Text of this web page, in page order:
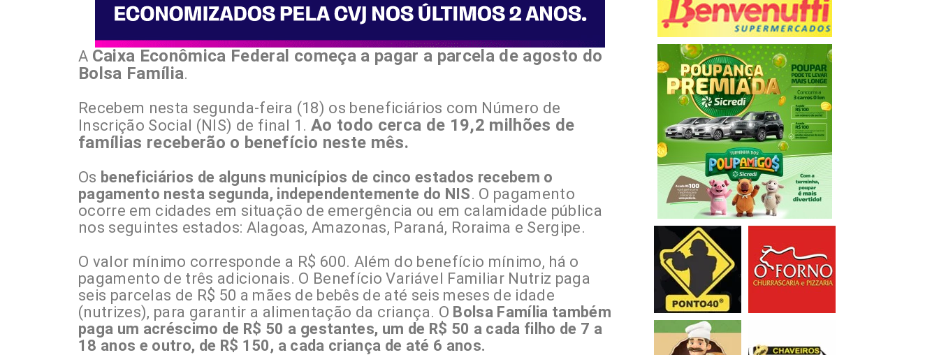
A Caixa Econômica Federal começa a pagar a parcela de agosto do
Bolsa Família.
Recebem nesta segunda-feira (18) os beneficiários com Número de
Inscrição Social (NIS) de final 1. Ao todo cerca de 19,2 milhões de
famílias receberão o benefício neste mês.
Os beneficiários de alguns municípios de cinco estados recebem o
pagamento nesta segunda, independentemente do NIS. O pagamento
ocorre em cidades em situação de emergência ou em calamidade pública
nos seguintes estados: Alagoas, Amazonas, Paraná, Roraima e Sergipe.
O valor mínimo corresponde a R$ 600. Além do benefício mínimo, há o
pagamento de três adicionais. O Benefício Variável Familiar Nutriz paga
seis parcelas de R$ 50 a mães de bebês de até seis meses de idade
(nutrizes), para garantir a alimentação da criança. O Bolsa Família também
paga um acréscimo de R$ 50 a gestantes, um de R$ 50 a cada filho de 7 a
18 anos e outro, de R$ 150, a cada criança de até 6 anos.